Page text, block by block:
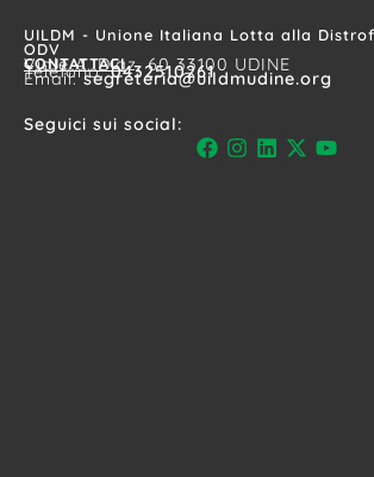
UILDM - Unione Italiana Lotta alla
ODV
CONTATTACI
Viale A. Diaz, 60 33100 UDINE
Telefono:0432510261
Email:segreteria@uildmudine.org
Seguici sui social: